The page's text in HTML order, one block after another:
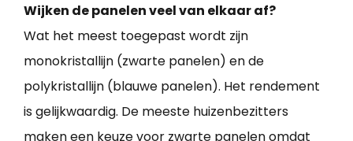
Wijken de panelen veel van elkaar af?
Wat het meest toegepast wordt zijn
monokristallijn (zwarte panelen) en de
polykristallijn (blauwe panelen). Het rendement
is gelijkwaardig. De meeste huizenbezitters
maken een keuze voor zwarte panelen omdat